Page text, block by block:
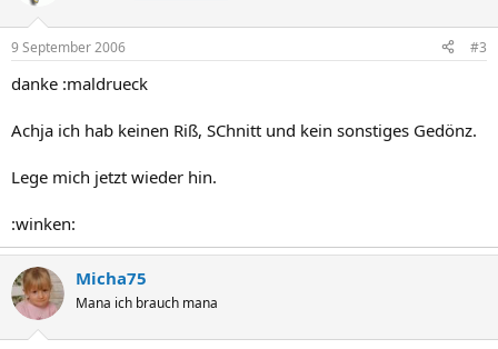
9 September 2006 #3
danke :maldrueck
Achja ich hab keinen Riß, SChnitt und kein sonstiges Gedönz.
Lege mich jetzt wieder hin.
:winken:
Micha75
Mana ich brauch mana